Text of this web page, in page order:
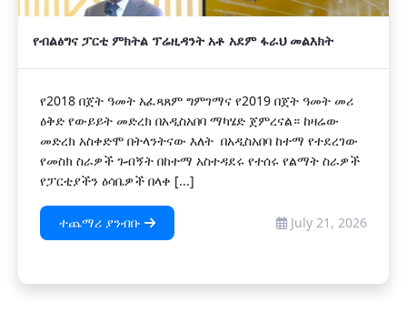
የብልፅግና ፓርቲ ምክትል ፕሬዚዳንት አቶ አደም ፋራህ መልእክት
የ2018 በጀት ዓመት አፈጻጸም ግምገማና የ2019 በጀት ዓመት መሪ
ዕቅድ የውይይት መድረክ በአዲስአበባ ማካሄድ ጀምረናል። ከዛሬው
መድረክ አስቀድሞ በትላንትናው እለት በአዲስአበባ ከተማ የተደረገው
የመስክ ስራዎች ጉብኝት በከተማ አስተዳደሩ የተሰሩ የልማት ስራዎች
የፓርቲያችን ዕሳቤዎች በላቀ [...]
ተጨማሪ ያንብቡ July 21, 2026